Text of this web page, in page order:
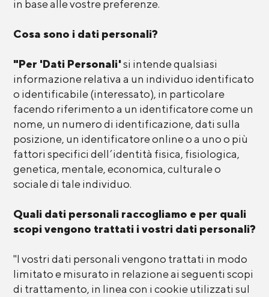
in base alle vostre preferenze.
Cosa sono i dati personali?
"Per 'Dati Personali'si intende qualsiasi
informazione relativa a un individuo identificato
o identificabile (interessato), in particolare
facendo riferimento a un identificatore come un
nome, un numero di identificazione, dati sulla
posizione, un identificatore online o a uno o più
fattori specifici dell’identità fisica, fisiologica,
genetica, mentale, economica, culturale o
sociale di tale individuo.
Quali dati personali raccogliamo e per quali
scopi vengono trattati i vostri dati personali?
"I vostri dati personali vengono trattati in modo
limitato e misurato in relazione ai seguenti scopi
di trattamento, in linea con i cookie utilizzati sul